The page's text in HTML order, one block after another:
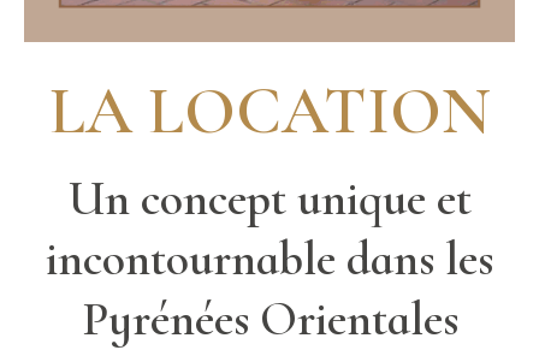
LA LOCATION
Un concept unique et
incontournable dans les
Pyrénées Orientales